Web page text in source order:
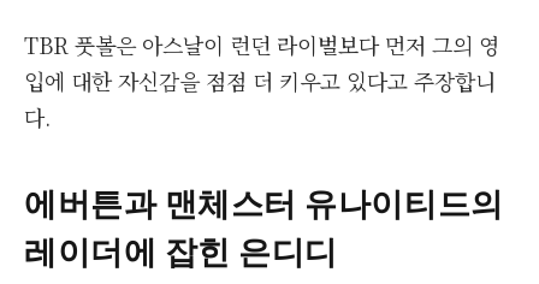
TBR 풋볼은 아스날이 런던 라이벌보다 먼저 그의 영
입에 대한 자신감을 점점 더 키우고 있다고 주장합니
다.
에버튼과 맨체스터 유나이티드의
레이더에 잡힌 은디디